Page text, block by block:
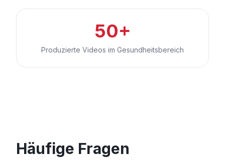
50+
Produzierte Videos im Gesundheitsbereich
Häufige Fragen